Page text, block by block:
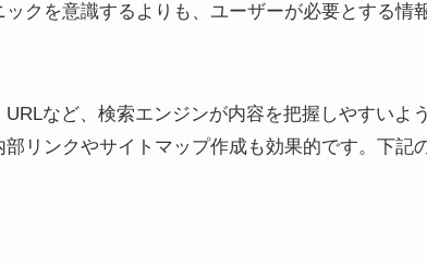
クを意識するよりも、ユーザーが必要とする情
など、検索エンジンが内容を把握しやすいよ
リンクやサイトマップ作成も効果的です。下記